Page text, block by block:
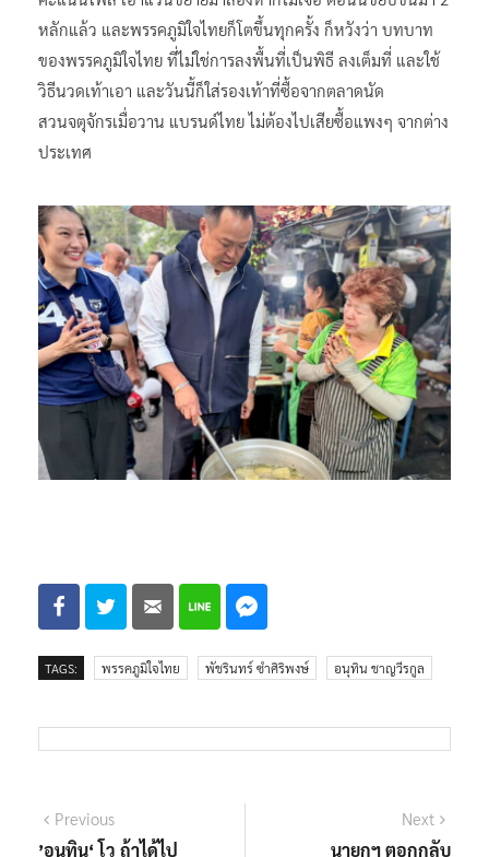
หลักแล้ว และพรรคภูมิใจไทยก็โตขึ้นทุกครั้ง​ ก็หวังว่า​ บทบาท
ของพรรคภูมิใจไทย​ ที่ไม่ใช่การลงพื้นที่เป็นพิธี​ ลงเต็มที่ และใช้
วิธีนวดเท้าเอา​ และวันนี้ก็ใส่รองเท้าที่ซื้อจากตลาดนัด
สวนจตุจักรเมื่อวาน แบรนด์ไทย ไม่ต้องไปเสียซื้อแพงๆ จากต่าง
ประเทศ
TAGS: พรรคภูมิใจไทย พัชรินทร์ ซำศิริพงษ์ อนุทิน ชาญวีรกูล
แนะแนว
PreviousPrevious
post:
’อนุทิน‘ โว ถ้าได้ไป
Next
post:
นายกฯ ตอกกลับ